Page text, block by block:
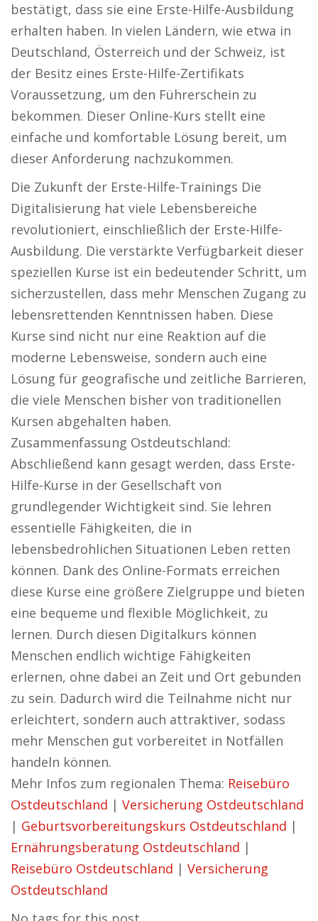
bestätigt, dass sie eine Erste-Hilfe-Ausbildung
erhalten haben. In vielen Ländern, wie etwa in
Deutschland, Österreich und der Schweiz, ist
der Besitz eines Erste-Hilfe-Zertifikats
Voraussetzung, um den Führerschein zu
bekommen. Dieser Online-Kurs stellt eine
einfache und komfortable Lösung bereit, um
dieser Anforderung nachzukommen.
Die Zukunft der Erste-Hilfe-Trainings Die
Digitalisierung hat viele Lebensbereiche
revolutioniert, einschließlich der Erste-Hilfe-
Ausbildung. Die verstärkte Verfügbarkeit dieser
speziellen Kurse ist ein bedeutender Schritt, um
sicherzustellen, dass mehr Menschen Zugang zu
lebensrettenden Kenntnissen haben. Diese
Kurse sind nicht nur eine Reaktion auf die
moderne Lebensweise, sondern auch eine
Lösung für geografische und zeitliche Barrieren,
die viele Menschen bisher von traditionellen
Kursen abgehalten haben.
Zusammenfassung Ostdeutschland:
Abschließend kann gesagt werden, dass Erste-
Hilfe-Kurse in der Gesellschaft von
grundlegender Wichtigkeit sind. Sie lehren
essentielle Fähigkeiten, die in
lebensbedrohlichen Situationen Leben retten
können. Dank des Online-Formats erreichen
diese Kurse eine größere Zielgruppe und bieten
eine bequeme und flexible Möglichkeit, zu
lernen. Durch diesen Digitalkurs können
Menschen endlich wichtige Fähigkeiten
erlernen, ohne dabei an Zeit und Ort gebunden
zu sein. Dadurch wird die Teilnahme nicht nur
erleichtert, sondern auch attraktiver, sodass
mehr Menschen gut vorbereitet in Notfällen
handeln können.
Mehr Infos zum regionalen Thema: Reisebüro
Ostdeutschland | Versicherung Ostdeutschland
| Geburtsvorbereitungskurs Ostdeutschland |
Ernährungsberatung Ostdeutschland |
Reisebüro Ostdeutschland | Versicherung
Ostdeutschland